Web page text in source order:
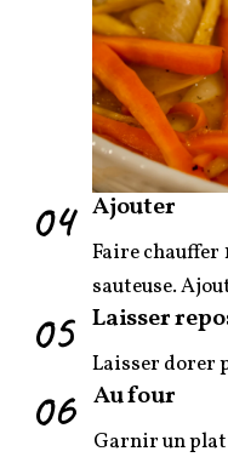
04 Ajouter
Faire chauffer
sauteuse.
05 Laisser
Laisser dorer
06 Au four
Garnir un plat